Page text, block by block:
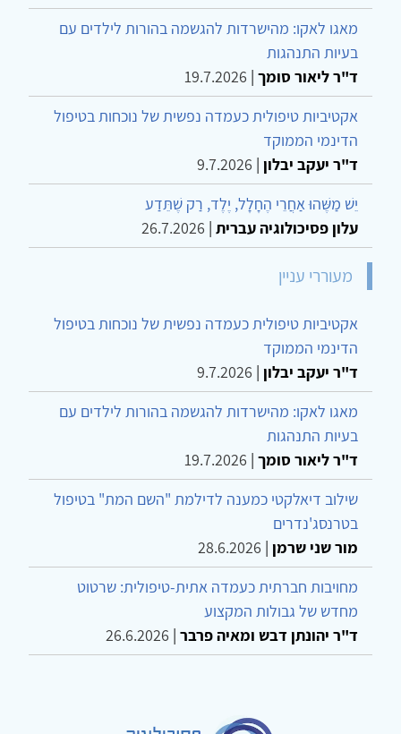
מאגו לאקו: מהישרדות להגשמה בהורות לילדים עם
בעיות התנהגות
ד"ר ליאור סומך |
19.7.2026
אקטיביות טיפולית כעמדה נפשית של נוכחות בטיפול
הדינמי הממוקד
ד"ר יעקב יבלון |
9.7.2026
יֵשׁ מַשֶּׁהוּ אַחֲרֵי הֶחָלָל, יֶלֶד, רַק שֶׁתֵּדַע
עלון פסיכולוגיה עברית |
26.7.2026
מעוררי עניין
אקטיביות טיפולית כעמדה נפשית של נוכחות בטיפול
הדינמי הממוקד
ד"ר יעקב יבלון |
9.7.2026
מאגו לאקו: מהישרדות להגשמה בהורות לילדים עם
בעיות התנהגות
ד"ר ליאור סומך |
19.7.2026
שילוב דיאלקטי כמענה לדילמת "השם המת" בטיפול
בטרנסג'נדרים
מור שני שרמן |
28.6.2026
מחויבות חברתית כעמדה אתית-טיפולית: שרטוט
מחדש של גבולות המקצוע
ד"ר יהונתן דבש ומאיה פרבר |
26.6.2026